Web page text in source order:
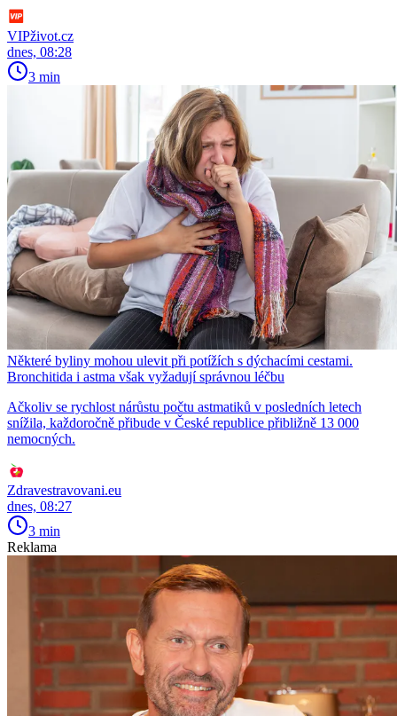
VIPživot.cz
dnes, 08:28
3 min
Některé byliny mohou ulevit při potížích s dýchacími cestami.
Bronchitida i astma však vyžadují správnou léčbu
Ačkoliv se rychlost nárůstu počtu astmatiků v posledních letech
snížila, každoročně přibude v České republice přibližně 13 000
nemocných.
Zdravestravovani.eu
dnes, 08:27
3 min
Reklama